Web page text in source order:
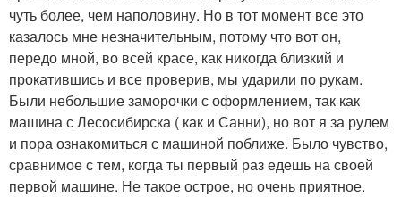
чуть более, чем наполовину. Но в тот момент все это
казалось мне незначительным, потому что вот он,
передо мной, во всей красе, как никогда близкий и
прокатившись и все проверив, мы ударили по рукам.
Были небольшие заморочки с оформлением, так как
машина с Лесосибирска ( как и Санни), но вот я за рулем
и пора ознакомиться с машиной поближе. Было чувство,
сравнимое с тем, когда ты первый раз едешь на своей
первой машине. Не такое острое, но очень приятное.